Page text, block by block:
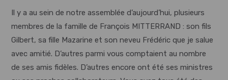
Il y a au sein de notre assemblée d’aujourd’hui, plusieurs
membres de la famille de François MITTERRAND : son fils
Gilbert, sa fille Mazarine et son neveu Frédéric que je salue
avec amitié. D’autres parmi vous comptaient au nombre
de ses amis fidèles. D’autres encore ont été ses ministres